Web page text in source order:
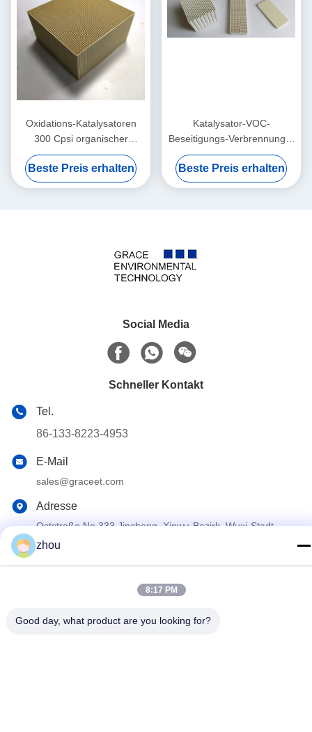
Oxidations-Katalysatoren
300 Cpsi organischer
Verbindungen RCO
entfernen flüchtige Industrie-
Abgas
Beste Preis erhalten
Katalysator-VOC-
Beseitigungs-Verbrennungs-
katalytische Oxidations-
Methode des
desodorierenden Mittels
Beste Preis erhalten
Social Media
Schneller Kontakt
Tel.
86-133-8223-4953
E-Mail
sales@graceet.com
Adresse
Oststraße No.333 Jincheng, Xinwu-Bezirk, Wuxi-Stadt,
Datenschutzrichtlinie|
2021-2026 Wuxi Grace Environmental Technology CO,.LTD Alle
zhou
8:17 PM
Good day, what product are you looking for?